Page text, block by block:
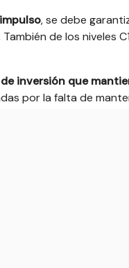
impulso, se debe
de los niveles
inversión que
por la falta de